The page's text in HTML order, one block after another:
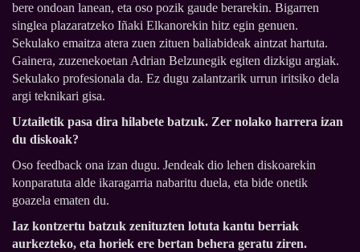
bere ondoan lanean, eta oso pozik gaude berarekin. Bigarren
singlea plazaratzeko Iñaki Elkanorekin hitz egin genuen.
Sekulako emaitza atera zuen zituen baliabideak aintzat hartuta.
Gainera, zuzenekoetan Adrian Belzunegik egiten dizkigu argiak.
Sekulako profesionala da. Ez dugu zalantzarik urrun iritsiko dela
argi teknikari gisa.
Uztailetik pasa dira hilabete batzuk. Zer nolako harrera izan
du diskoak?
Oso feedback ona izan dugu. Jendeak dio lehen diskoarekin
konparatuta alde ikaragarria nabaritu duela, eta bide onetik
goazela ematen du.
Iaz kontzertu batzuk zenituzten lotuta kantu berriak
aurkezteko, eta horiek ere bertan behera geratu ziren.